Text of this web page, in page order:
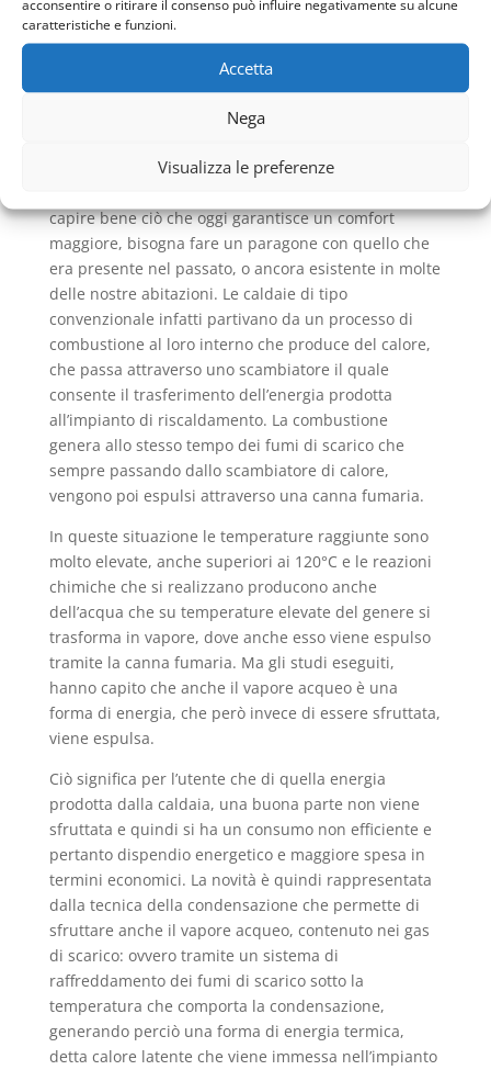
acconsentire o ritirare il consenso può influire negativamente su alcune
caratteristiche e funzioni.
Accetta
Nega
Visualizza le preferenze
CONCEPIRE LA CALDAIA
Assistenza Caldaie Vaillant Cristoforo Colombo
comporta un controllo ben accurato di una
tecnologia nuova, presente nelle caldaie, che
prodotta, con un relativo minore scarico di fumi e un
capire bene ciò che oggi garantisce un comfort
maggiore, bisogna fare un paragone con quello che
era presente nel passato, o ancora esistente in molte
delle nostre abitazioni. Le caldaie di tipo
convenzionale infatti partivano da un processo di
combustione al loro interno che produce del calore,
che passa attraverso uno scambiatore il quale
consente il trasferimento dell’energia prodotta
all’impianto di riscaldamento. La combustione
genera allo stesso tempo dei fumi di scarico che
sempre passando dallo scambiatore di calore,
vengono poi espulsi attraverso una canna fumaria.
In queste situazione le temperature raggiunte sono
molto elevate, anche superiori ai 120°C e le reazioni
chimiche che si realizzano producono anche
dell’acqua che su temperature elevate del genere si
trasforma in vapore, dove anche esso viene espulso
tramite la canna fumaria. Ma gli studi eseguiti,
hanno capito che anche il vapore acqueo è una
forma di energia, che però invece di essere sfruttata,
viene espulsa.
Ciò significa per l’utente che di quella energia
prodotta dalla caldaia, una buona parte non viene
sfruttata e quindi si ha un consumo non efficiente e
pertanto dispendio energetico e maggiore spesa in
termini economici. La novità è quindi rappresentata
dalla tecnica della condensazione che permette di
sfruttare anche il vapore acqueo, contenuto nei gas
di scarico: ovvero tramite un sistema di
raffreddamento dei fumi di scarico sotto la
temperatura che comporta la condensazione,
generando perciò una forma di energia termica,
detta calore latente che viene immessa nell’impianto